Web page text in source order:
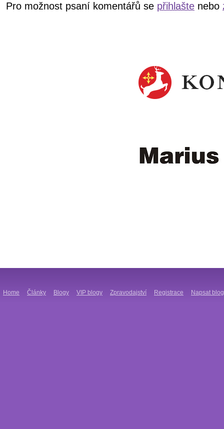
Pro možnost psaní komentářů se přihlašte nebo
Home Články Blogy VIP blogy Zpravodajství Registrace Napsat blog